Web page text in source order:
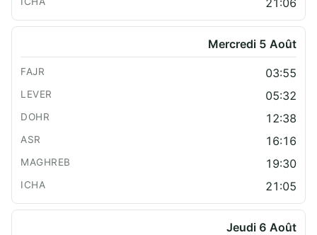
Mercredi 5 Août
03:55
05:32
12:38
16:16
19:30
21:05
Jeudi 6 Août